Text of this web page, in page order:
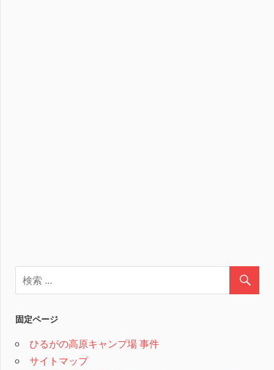
固定ページ
ひるがの高原キャンプ場 事件
サイトマップ